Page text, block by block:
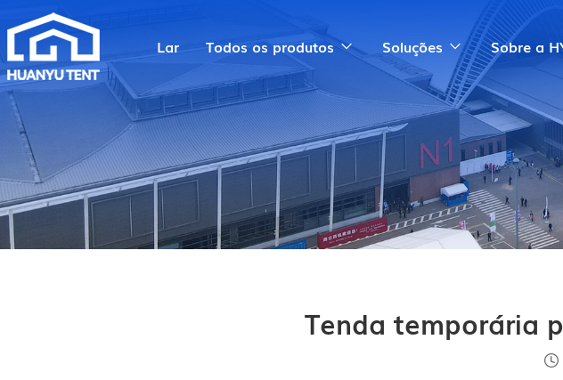
Lar Todos os produtos Soluções Sobre a
Tenda temporária